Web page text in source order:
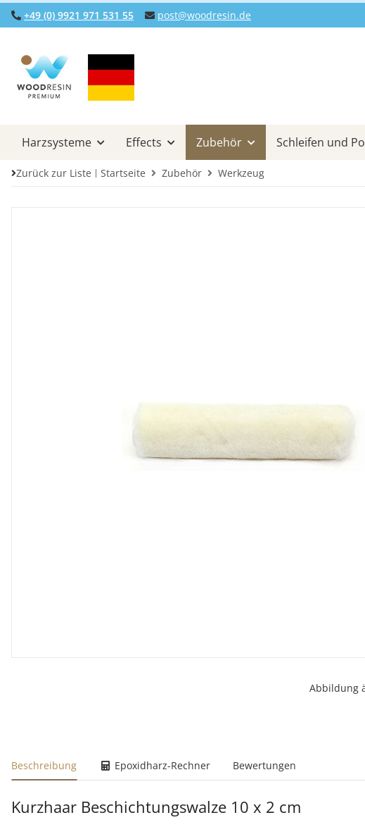
+49 (0) 9921 971 531 55 post@woodresin.de
Harzsysteme Effects Zubehör Schleifen und
Zurück zur Liste Startseite Zubehör Werkzeug
Abbildung
weitere Registerkarten anzeigen
Beschreibung Epoxidharz-Rechner Bewertungen
Kurzhaar Beschichtungswalze 10 x 2 cm